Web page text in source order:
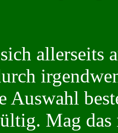
allerseits
Auswahl
Mag das